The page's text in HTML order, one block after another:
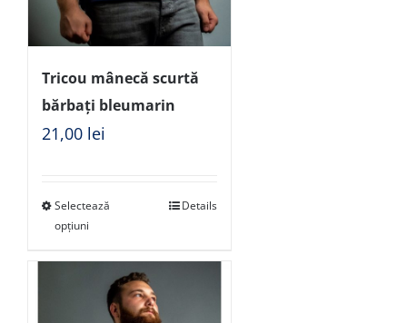
Tricou mânecă scurtă
bărbați bleumarin
21,00 lei
Selectează
opțiuni
Details